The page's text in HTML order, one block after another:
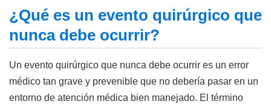
¿Qué es un evento quirúrgico que
nunca debe ocurrir?
Un evento quirúrgico que nunca debe ocurrir es un error
médico tan grave y prevenible que no debería pasar en un
entorno de atención médica bien manejado. El término